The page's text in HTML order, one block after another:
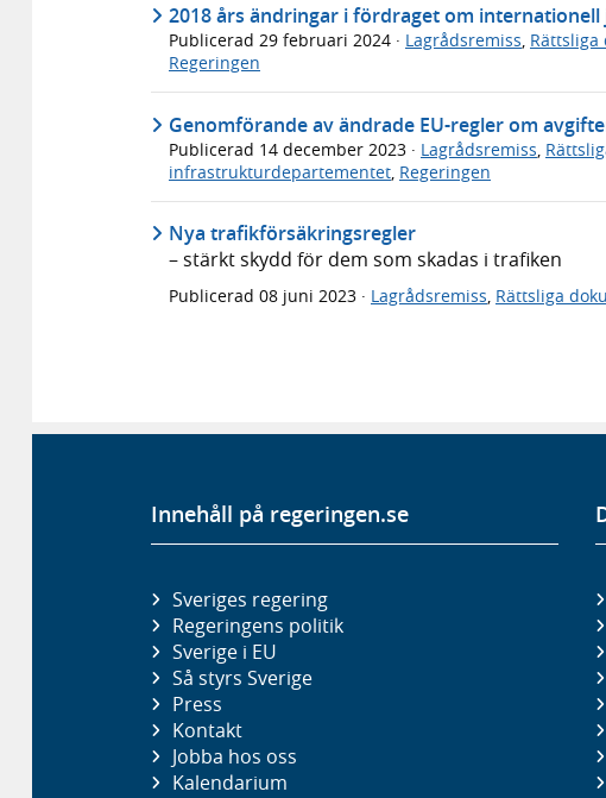
2018 års ändringar i fördraget om
Publicerad 29 februari 2024 · Lagrådsremiss, Rättsliga
Regeringen
Genomförande av ändrade EU-regler om
Publicerad 14 december 2023 · Lagrådsremiss
infrastrukturdepartementet Regeringen
Nya trafikförsäkringsregler
– stärkt skydd för dem som skadas i trafiken
Publicerad 08 juni 2023 · Lagrådsremiss, Rättsliga
Innehåll på regeringen.se
Sveriges regering
Regeringens politik
Sverige i EU
Så styrs Sverige
Press
Kontakt
Jobba hos oss
Kalendarium